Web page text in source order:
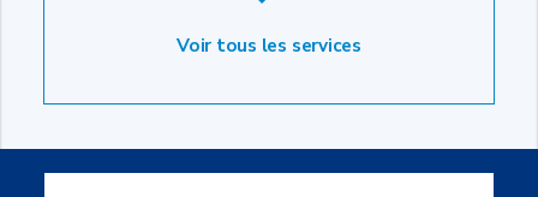
Voir tous les services